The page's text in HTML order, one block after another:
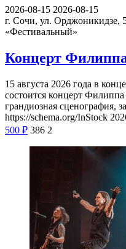
2026-08-15 2026-08-15
г. Сочи, ул. Орджоникидзе,
«Фестивальный»
Концерт
15 августа 2026 года в
состоится концерт
грандиозная сценография,
https://schema.org/InStock
500 ₽ 386 2